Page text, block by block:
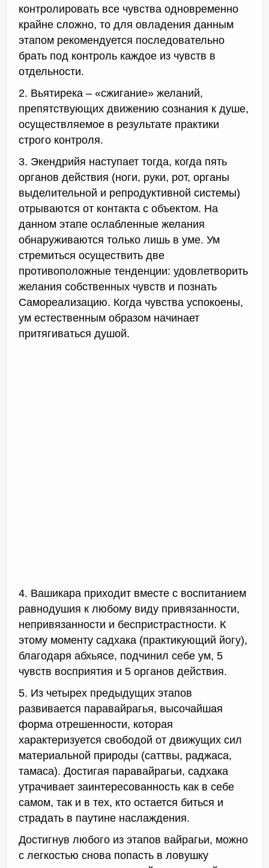
контролировать все чувства одновременно
крайне сложно, то для овладения данным
этапом рекомендуется последовательно
брать под контроль каждое из чувств в
отдельности.
2. Вьятирека – «сжигание» желаний,
препятствующих движению сознания к душе,
осуществляемое в результате практики
строго контроля.
3. Экендрийя наступает тогда, когда пять
органов действия (ноги, руки, рот, органы
выделительной и репродуктивной системы)
отрываются от контакта с объектом. На
данном этапе ослабленные желания
обнаруживаются только лишь в уме. Ум
стремиться осуществить две
противоположные тенденции: удовлетворить
желания собственных чувств и познать
Самореализацию. Когда чувства успокоены,
ум естественным образом начинает
притягиваться душой.
4. Вашикара приходит вместе с воспитанием
равнодушия к любому виду привязанности,
непривязанности и беспристрастности. К
этому моменту садхака (практикующий йогу),
благодаря абхьясе, подчинил себе ум, 5
чувств восприятия и 5 органов действия.
5. Из четырех предыдущих этапов
развивается паравайрагья, высочайшая
форма отрешенности, которая
характеризуется свободой от движущих сил
материальной природы (саттвы, раджаса,
тамаса). Достигая паравайрагьи, садхака
утрачивает заинтересованность как в себе
самом, так и в тех, кто остается биться и
страдать в паутине наслаждения.
Достигнув любого из этапов вайрагьи, можно
с легкостью снова попасть в ловушку